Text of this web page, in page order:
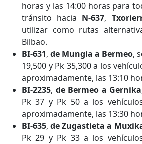
horas y las 14:00 horas para
tránsito hacia N-637,
utilizar como rutas
Bilbao.
BI-631, de Mungia a Bermeo,
19,500 y Pk 35,300 a los
aproximadamente, las 13:10
BI-2235, de Bermeo a Gernika
Pk 37 y Pk 50 a los
aproximadamente, las 13:30
BI-635,de Zugastieta a
Pk 29 y Pk 33 a los